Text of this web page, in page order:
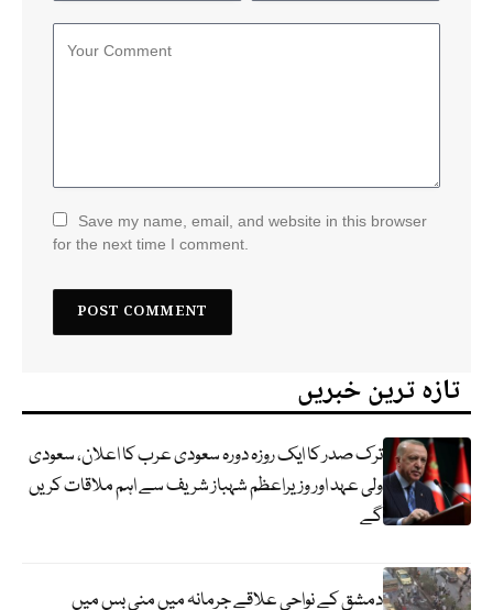
Save my name, email, and website in this browser
for the next time I comment.
تازہ ترین خبریں
ترک صدر کا ایک روزہ دورہ سعودی عرب کا اعلان، سعودی
ولی عہد اور وزیراعظم شہباز شریف سے اہم ملاقات کریں
گے
دمشق کے نواحی علاقے جرمانہ میں منی بس میں